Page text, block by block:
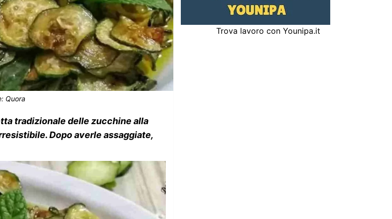
Quora
tradizionale delle zucchine alla
Dopo averle assaggiate,
Trova lavoro con Younipa.it